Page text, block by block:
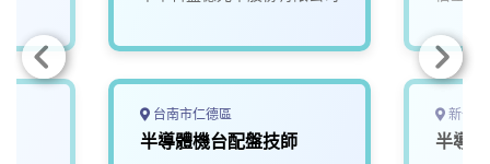
台南市仁德區
半導體機台配盤技師
新竹
半導